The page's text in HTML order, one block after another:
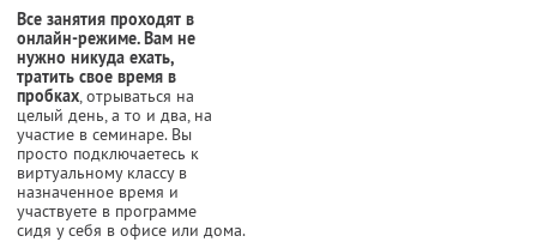
Все занятия проходят в
онлайн-режиме. Вам не
нужно никуда ехать,
тратить свое время в
пробках, отрываться на
целый день, а то и два, на
участие в семинаре. Вы
просто подключаетесь к
виртуальному классу в
назначенное время и
участвуете в программе
сидя у себя в офисе или дома.